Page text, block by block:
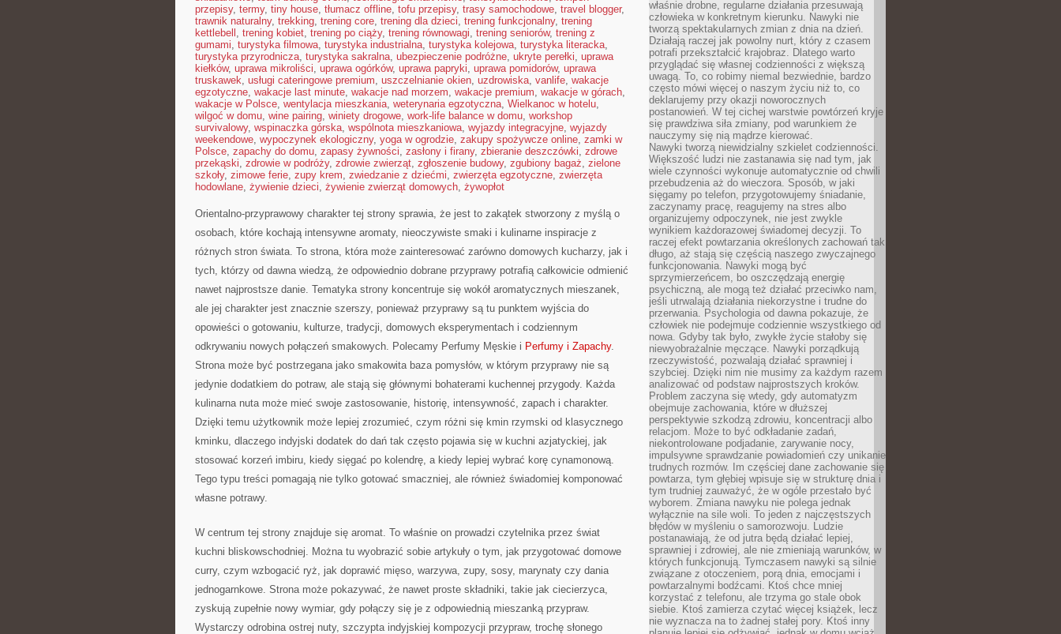
przepisy, termy, tiny house, tłumacz offline, tofu przepisy, trasy samochodowe, travel blogger,
trawnik naturalny, trekking, trening core, trening dla dzieci, trening funkcjonalny, trening
kettlebell , trening kobiet, trening po ciąży, trening równowagi, trening seniorów, trening z
gumami, turystyka filmowa, turystyka industrialna, turystyka kolejowa, turystyka literacka,
turystyka przyrodnicza, turystyka sakralna, ubezpieczenie podróżne, ukryte perełki, uprawa
kiełków, uprawa mikroliści, uprawa ogórków, uprawa papryki, uprawa pomidorów, uprawa
truskawek, usługi cateringowe premium, uszczelnianie okien, uzdrowiska, vanlife, wakacje
egzotyczne, wakacje last minute, wakacje nad morzem, wakacje premium, wakacje w górach,
wakacje w Polsce, wentylacja mieszkania, weterynaria egzotyczna, Wielkanoc w hotelu,
wilgoć w domu, wine pairing, winiety drogowe, work-life balance w domu, workshop
survivalowy, wspinaczka górska, wspólnota mieszkaniowa, wyjazdy integracyjne, wyjazdy
weekendowe, wypoczynek ekologiczny, yoga w ogrodzie, zakupy spożywcze online, zamki w
Polsce, zapachy do domu, zapasy żywności, zasłony i firany, zbieranie deszczówki, zdrowe
przekąski, zdrowie w podróży, zdrowie zwierząt, zgłoszenie budowy, zgubiony bagaż, zielone
szkoły, zimowe ferie, zupy krem, zwiedzanie z dziećmi, zwierzęta egzotyczne, zwierzęta
hodowlane, żywienie dzieci, żywienie zwierząt domowych, żywopłot
Orientalno-przyprawowy charakter tej strony sprawia, że jest to zakątek stworzony z myślą o
osobach, które kochają intensywne aromaty, nieoczywiste smaki i kulinarne inspiracje z
różnych stron świata. To strona, która może zainteresować zarówno domowych kucharzy, jak i
tych, którzy od dawna wiedzą, że odpowiednio dobrane przyprawy potrafią całkowicie odmienić
nawet najprostsze danie. Tematyka strony koncentruje się wokół aromatycznych mieszanek,
ale jej charakter jest znacznie szerszy, ponieważ przyprawy są tu punktem wyjścia do
opowieści o gotowaniu, kulturze, tradycji, domowych eksperymentach i codziennym
odkrywaniu nowych połączeń smakowych. Polecamy Perfumy Męskie i Perfumy i Zapachy.
Strona może być postrzegana jako smakowita baza pomysłów, w którym przyprawy nie są
jedynie dodatkiem do potraw, ale stają się głównymi bohaterami kuchennej przygody. Każda
kulinarna nuta może mieć swoje zastosowanie, historię, intensywność, zapach i charakter.
Dzięki temu użytkownik może lepiej zrozumieć, czym różni się kmin rzymski od klasycznego
kminku, dlaczego indyjski dodatek do dań tak często pojawia się w kuchni azjatyckiej, jak
stosować korzeń imbiru, kiedy sięgać po kolendrę, a kiedy lepiej wybrać korę cynamonową.
Tego typu treści pomagają nie tylko gotować smaczniej, ale również świadomiej komponować
własne potrawy.
W centrum tej strony znajduje się aromat. To właśnie on prowadzi czytelnika przez świat
kuchni bliskowschodniej. Można tu wyobrazić sobie artykuły o tym, jak przygotować domowe
curry, czym wzbogacić ryż, jak doprawić mięso, warzywa, zupy, sosy, marynaty czy dania
jednogarnkowe. Strona może pokazywać, że nawet proste składniki, takie jak ciecierzyca,
zyskują zupełnie nowy wymiar, gdy połączy się je z odpowiednią mieszanką przypraw.
Wystarczy odrobina ostrej nuty, szczypta indyjskiej kompozycji przypraw, trochę słonego
właśnie drobne, regularne działania przesuwają
człowieka w konkretnym kierunku. Nawyki nie
tworzą spektakularnych zmian z dnia na dzień.
Działają raczej jak powolny nurt, który z czasem
potrafi przekształcić krajobraz. Dlatego warto
przyglądać się własnej codzienności z większą
uwagą. To, co robimy niemal bezwiednie, bardzo
często mówi więcej o naszym życiu niż to, co
deklarujemy przy okazji noworocznych
postanowień. W tej cichej warstwie powtórzeń kryje
się prawdziwa siła zmiany, pod warunkiem że
nauczymy się nią mądrze kierować.
Nawyki tworzą niewidzialny szkielet codzienności.
Większość ludzi nie zastanawia się nad tym, jak
wiele czynności wykonuje automatycznie od chwili
przebudzenia aż do wieczora. Sposób, w jaki
sięgamy po telefon, przygotowujemy śniadanie,
zaczynamy pracę, reagujemy na stres albo
organizujemy odpoczynek, nie jest zwykle
wynikiem każdorazowej świadomej decyzji. To
raczej efekt powtarzania określonych zachowań tak
długo, aż stają się częścią naszego zwyczajnego
funkcjonowania. Nawyki mogą być
sprzymierzeńcem, bo oszczędzają energię
psychiczną, ale mogą też działać przeciwko nam,
jeśli utrwalają działania niekorzystne i trudne do
przerwania. Psychologia od dawna pokazuje, że
człowiek nie podejmuje codziennie wszystkiego od
nowa. Gdyby tak było, zwykłe życie stałoby się
niewyobrażalnie męczące. Nawyki porządkują
rzeczywistość, pozwalają działać sprawniej i
szybciej. Dzięki nim nie musimy za każdym razem
analizować od podstaw najprostszych kroków.
Problem zaczyna się wtedy, gdy automatyzm
obejmuje zachowania, które w dłuższej
perspektywie szkodzą zdrowiu, koncentracji albo
relacjom. Może to być odkładanie zadań,
niekontrolowane podjadanie, zarywanie nocy,
impulsywne sprawdzanie powiadomień czy unikanie
trudnych rozmów. Im częściej dane zachowanie się
powtarza, tym głębiej wpisuje się w strukturę dnia i
tym trudniej zauważyć, że w ogóle przestało być
wyborem. Zmiana nawyku nie polega jednak
wyłącznie na sile woli. To jeden z najczęstszych
błędów w myśleniu o samorozwoju. Ludzie
postanawiają, że od jutra będą działać lepiej,
sprawniej i zdrowiej, ale nie zmieniają warunków, w
których funkcjonują. Tymczasem nawyki są silnie
związane z otoczeniem, porą dnia, emocjami i
powtarzalnymi bodźcami. Ktoś chce mniej
korzystać z telefonu, ale trzyma go stale obok
siebie. Ktoś zamierza czytać więcej książek, lecz
nie wyznacza na to żadnej stałej pory. Ktoś inny